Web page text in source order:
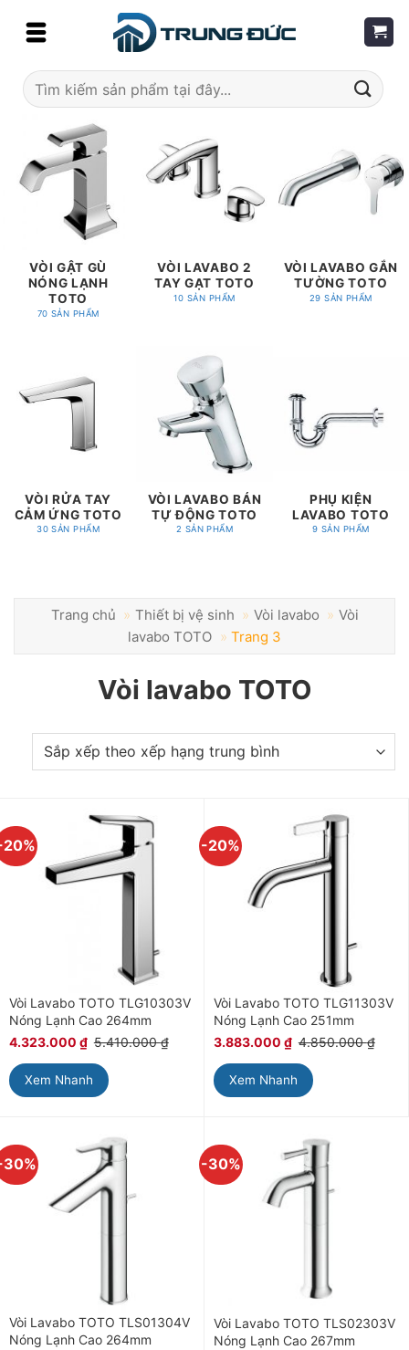
Tìm
kiếm:
VÒI GẬT GÙ
NÓNG LẠNH
TOTO
70 SẢN PHẨM
VÒI LAVABO 2
TAY GẠT TOTO
10 SẢN PHẨM
VÒI LAVABO GẮN
TƯỜNG TOTO
29 SẢN PHẨM
VÒI RỬA TAY
CẢM ỨNG TOTO
30 SẢN PHẨM
VÒI LAVABO BÁN
TỰ ĐỘNG TOTO
2 SẢN PHẨM
PHỤ KIỆN
LAVABO TOTO
9 SẢN PHẨM
Trang chủ » Thiết bị vệ sinh » Vòi lavabo » Vòi
lavabo TOTO » Trang 3
Vòi lavabo TOTO
Vòi Lavabo TOTO TLG10303V
Nóng Lạnh Cao 264mm
4.323.000 ₫ 5.410.000₫
Xem Nhanh
-20%
Vòi Lavabo TOTO TLG11303V
Nóng Lạnh Cao 251mm
3.883.000 ₫ 4.850.000₫
Xem Nhanh
Vòi Lavabo TOTO TLS01304V
Nóng Lạnh Cao 264mm
-30%
Vòi Lavabo TOTO TLS02303V
Nóng Lạnh Cao 267mm